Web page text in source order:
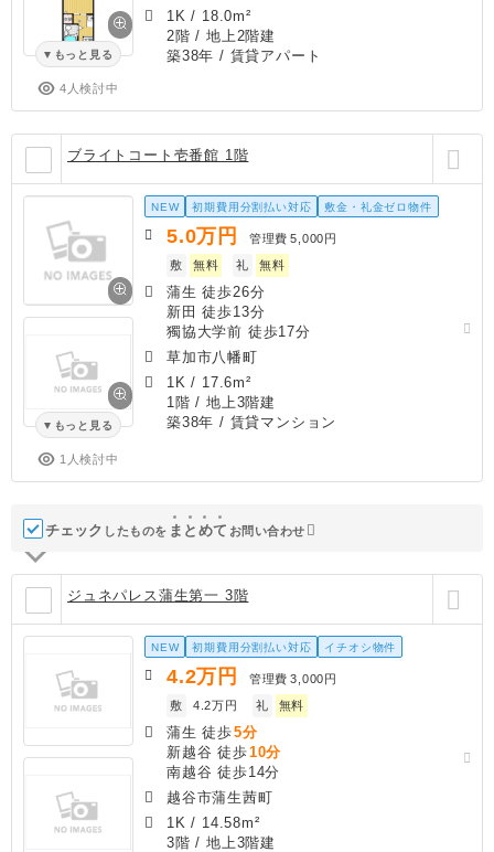
もっと見る
4人検討中
1K / 18.0m²
2階 / 地上2階建
築38年 / 賃貸アパート
ブライトコート壱番館 1階
もっと見る
1人検討中
NEW 初期費用分割払い対応 敷金・礼金ゼロ物件
5.0万円 管理費 5,000円
敷
無料 礼 無料
蒲生 徒歩26分
新田 徒歩13分
獨協大学前 徒歩17分
草加市八幡町
1K / 17.6m²
1階 / 地上3階建
築38年 / 賃貸マンション
チェック したものを ま と めて お問い合わせ
ジュネパレス蒲生第一 3階
NEW 初期費用分割払い対応 イチオシ物件
4.2万円 管理費 3,000円
敷
4.2万円 礼 無料
蒲生 徒歩5分
新越谷 徒歩10分
南越谷 徒歩14分
越谷市蒲生茜町
1K / 14.58m²
3階 / 地上3階建